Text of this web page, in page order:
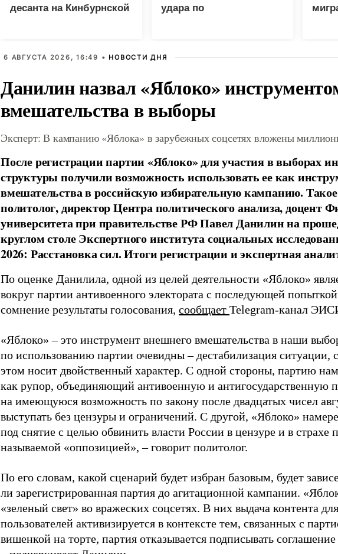
десанта на Кинбурнской
удара по
6 АВГУСТА 2026, 16:49 • НОВОСТИ ДНЯ
Данилин назвал «Яблоко»
вмешательства в выборы
Эксперт: В кампанию «Яблока» в зарубежных соцсетях вложены
После регистрации партии «Яблоко» для участия в выборах
структуры получили возможность использовать ее как
вмешательства в российскую избирательную кампанию.
политолог, директор Центра политического анализа, доцент
университета при правительстве РФ Павел Данилин на
круглом столе Экспертного института социальных
2026: Расстановка сил. Итоги регистрации и экспертная
По оценке Данилила, одной из целей деятельности «Яблоко»
вокруг партии антивоенного электората с последующей
сомнение результаты голосования, сообщает Telegram-канал
«Яблоко» – это инструмент внешнего вмешательства в наши
по использованию партии очевидны – дестабилизация ситуации,
этом носит двойственный характер. С одной стороны, партию
как рупор, объединяющий антивоенную и антигосударственную
на имеющуюся возможность по закону после двадцатых чисел
выступать без цензуры и ограничений. С другой, «Яблоко»
под снятие с целью обвинить власти России в цензуре и в страхе
называемой «оппозицией», – говорит политолог.
По его словам, какой сценарий будет избран базовым, будет
ли зарегистрированная партия до агитационной кампании.
«зеленый свет» во вражеских соцсетях. В них выдача контента
пользователей активизируется в контексте тем, связанных с
вишенкой на торте, партия отказывается подписывать